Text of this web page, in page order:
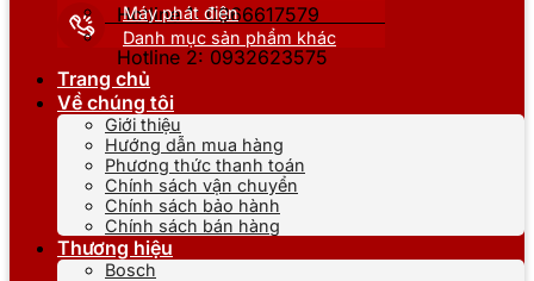
Hotline 1: 0866617579
Hotline 2: 0932623575
Máy phát điện
Danh mục sản phẩm khác
Trang chủ
Về chúng tôi
Giới thiệu
Hướng dẫn mua hàng
Phương thức thanh toán
Chính sách vận chuyển
Chính sách bảo hành
Chính sách bán hàng
Thương hiệu
Bosch